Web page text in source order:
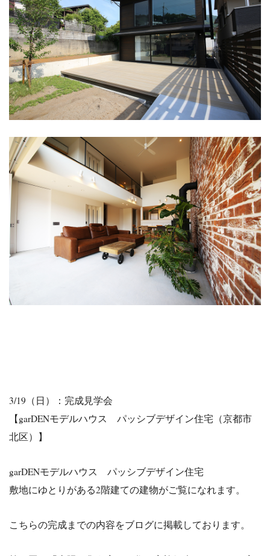
3/19（日）：完成見学会
【garDENモデルハウス パッシブデザイン住宅（京都市
北区）】
garDENモデルハウス パッシブデザイン住宅
敷地にゆとりがある2階建ての建物がご覧になれます。
こちらの完成までの内容をブログに掲載しております。